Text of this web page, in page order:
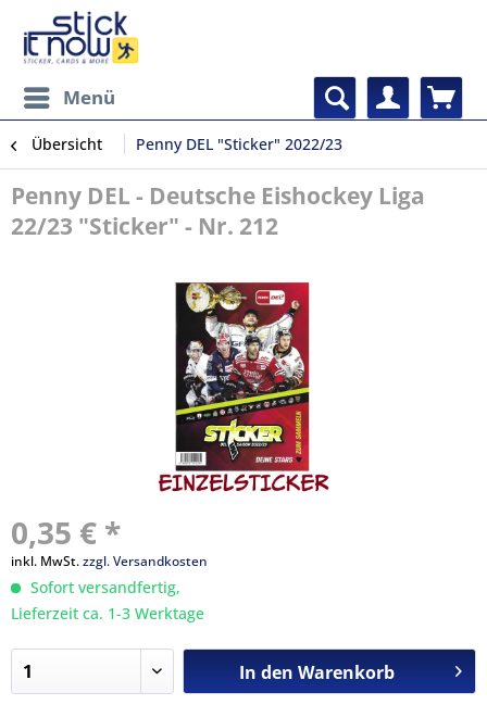
Menü
Übersicht Penny DEL "Sticker" 2022/23
Penny DEL - Deutsche Eishockey Liga
22/23 "Sticker" - Nr. 212
0,35 € *
inkl. MwSt.zzgl. Versandkosten
Sofort versandfertig,
Lieferzeit ca. 1-3 Werktage
In den Warenkorb